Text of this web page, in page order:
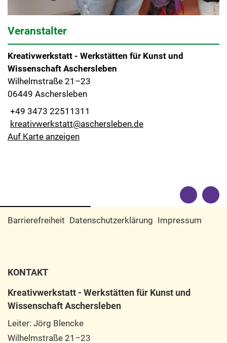
Veranstalter
Kreativwerkstatt - Werkstätten für Kunst und
Wissenschaft Aschersleben
Wilhelmstraße 21–23
06449 Aschersleben
+49 3473 22511311
kreativwerkstatt@aschersleben.de
Auf Karte anzeigen
Barrierefreiheit Datenschutzerklärung Impressum
KONTAKT
Kreativwerkstatt - Werkstätten für Kunst und
Wissenschaft Aschersleben
Leiter: Jörg Blencke
Wilhelmstraße 21–23